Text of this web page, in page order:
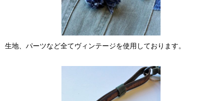
生地、パーツなど全てヴィンテージを使用しております。